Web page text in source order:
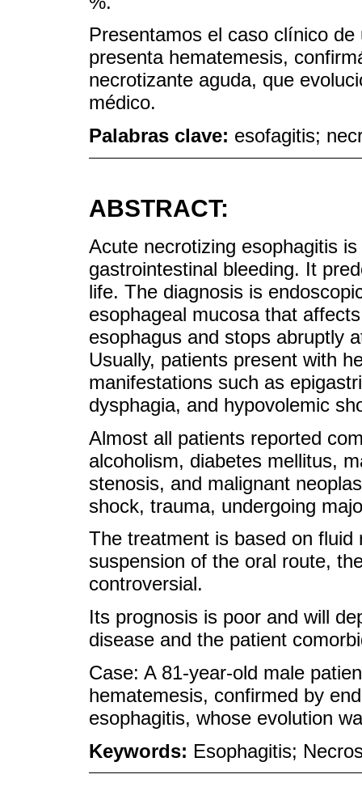
Presentamos el caso clínico
presenta hematemesis,
necrotizante aguda, que
médico.
Palabras clave: esofagitis;
ABSTRACT:
Acute necrotizing esophagitis
gastrointestinal bleeding. It
life. The diagnosis is
esophageal mucosa that
esophagus and stops abruptly
Usually, patients present with
manifestations such as
dysphagia, and hypovolemic
Almost all patients reported
alcoholism, diabetes mellitus,
stenosis, and malignant
shock, trauma, undergoing
The treatment is based on
suspension of the oral route,
controversial.
Its prognosis is poor and will
disease and the patient
Case: A 81-year-old male
hematemesis, confirmed by
esophagitis, whose evolution
Keywords: Esophagitis;